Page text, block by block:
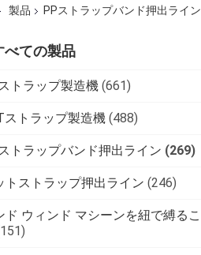
製品 PPストラップバンド押出ライン
べての製品
トラップ製造機 (661)
ストラップ製造機 (488)
トラップバンド押出ライン (269)
トストラップ押出ライン (246)
ド ウィンド マシーンを紐で縛るこ